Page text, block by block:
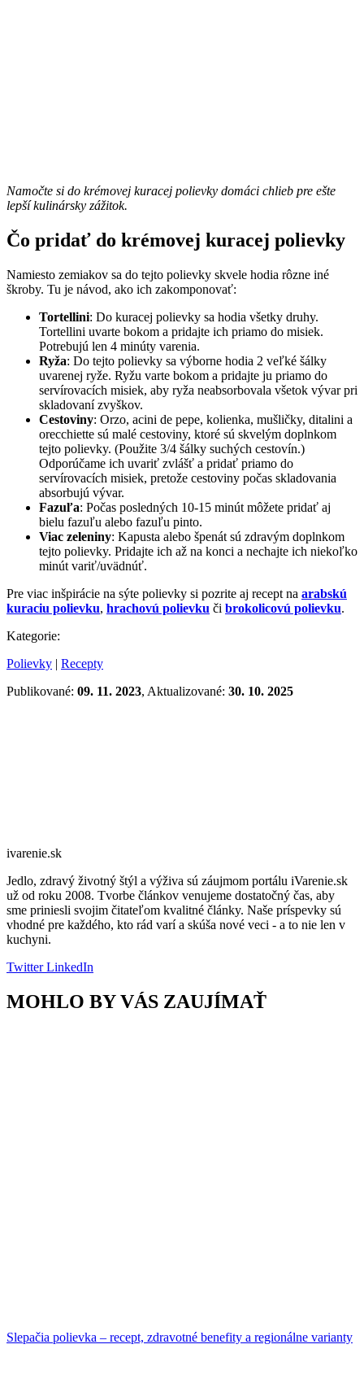
Namočte si do krémovej kuracej polievky domáci chlieb pre ešte
lepší kulinársky zážitok.
Čo pridať do krémovej kuracej polievky
Namiesto zemiakov sa do tejto polievky skvele hodia rôzne iné
škroby. Tu je návod, ako ich zakomponovať:
Tortellini: Do kuracej polievky sa hodia všetky druhy.
Tortellini uvarte bokom a pridajte ich priamo do misiek.
Potrebujú len 4 minúty varenia.
Ryža: Do tejto polievky sa výborne hodia 2 veľké šálky
uvarenej ryže. Ryžu varte bokom a pridajte ju priamo do
servírovacích misiek, aby ryža neabsorbovala všetok vývar pri
skladovaní zvyškov.
Cestoviny: Orzo, acini de pepe, kolienka, mušličky, ditalini a
orecchiette sú malé cestoviny, ktoré sú skvelým doplnkom
tejto polievky. (Použite 3/4 šálky suchých cestovín.)
Odporúčame ich uvariť zvlášť a pridať priamo do
servírovacích misiek, pretože cestoviny počas skladovania
absorbujú vývar.
Fazuľa: Počas posledných 10-15 minút môžete pridať aj
bielu fazuľu alebo fazuľu pinto.
Viac zeleniny: Kapusta alebo špenát sú zdravým doplnkom
tejto polievky. Pridajte ich až na konci a nechajte ich niekoľko
minút variť/uvädnúť.
Pre viac inšpirácie na sýte polievky si pozrite aj recept na arabskú
kuraciu polievku, hrachovú polievku či brokolicovú polievku.
Kategorie:
Polievky | Recepty
Publikované: 09. 11. 2023, Aktualizované: 30. 10. 2025
ivarenie.sk
Jedlo, zdravý životný štýl a výživa sú záujmom portálu iVarenie.sk
už od roku 2008. Tvorbe článkov venujeme dostatočný čas, aby
sme priniesli svojim čitateľom kvalitné články. Naše príspevky sú
vhodné pre každého, kto rád varí a skúša nové veci - a to nie len v
kuchyni.
TwitterLinkedIn
MOHLO BY VÁS ZAUJÍMAŤ
Slepačia polievka – recept, zdravotné benefity a regionálne varianty